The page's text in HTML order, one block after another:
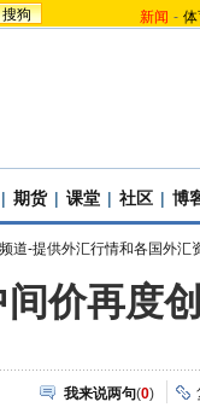
搜狗 新闻 -
| 期货 | 课堂 | 社区 | 博
道-提供外汇行情和各国外汇
价再度
我来说两句(0)